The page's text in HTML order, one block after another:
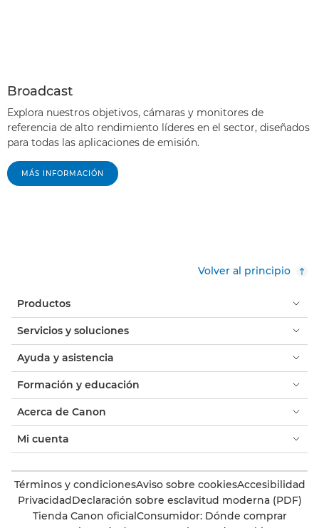
Broadcast
Explora nuestros objetivos, cámaras y monitores de
referencia de alto rendimiento líderes en el sector, diseñados
para todas las aplicaciones de emisión.
MÁS INFORMACIÓN
Volver al principio
Productos
Servicios y soluciones
Ayuda y asistencia
Formación y educación
Acerca de Canon
Mi cuenta
Términos y condicionesAviso sobre cookiesAccesibilidad
PrivacidadDeclaración sobre esclavitud moderna (PDF)
Tienda Canon oficialConsumidor: Dónde comprar